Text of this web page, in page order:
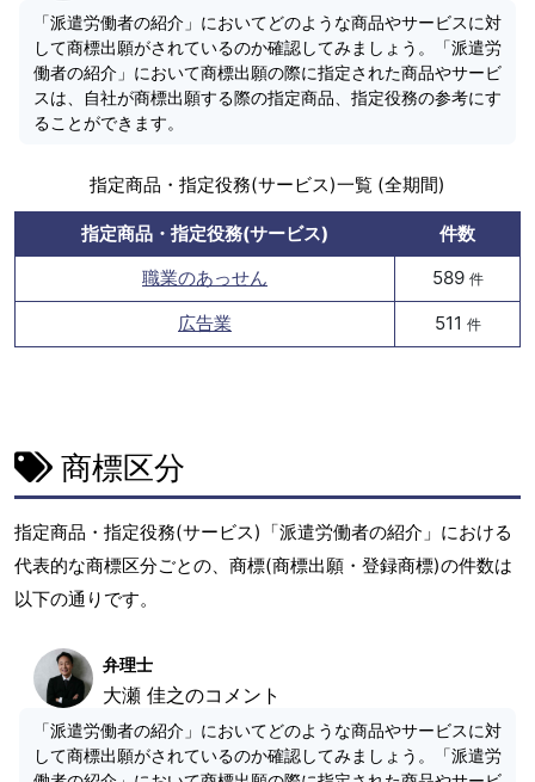
「派遣労働者の紹介」においてどのような商品やサービスに対
して商標出願がされているのか確認してみましょう。「派遣労
働者の紹介」において商標出願の際に指定された商品やサービ
スは、自社が商標出願する際の指定商品、指定役務の参考にす
ることができます。
指定商品・指定役務(サービス)一覧 (全期間)
指定商品・指定役務(サービス)
件数
職業のあっせん
589 件
広告業 511 件
商標区分
指定商品・指定役務(サービス)「派遣労働者の紹介」における
代表的な商標区分ごとの、商標(商標出願・登録商標)の件数は
以下の通りです。
弁理士
大瀬 佳之のコメント
「派遣労働者の紹介」においてどのような商品やサービスに対
して商標出願がされているのか確認してみましょう。「派遣労